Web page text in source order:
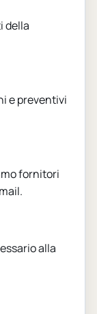
della
e preventivi
fornitori
alla